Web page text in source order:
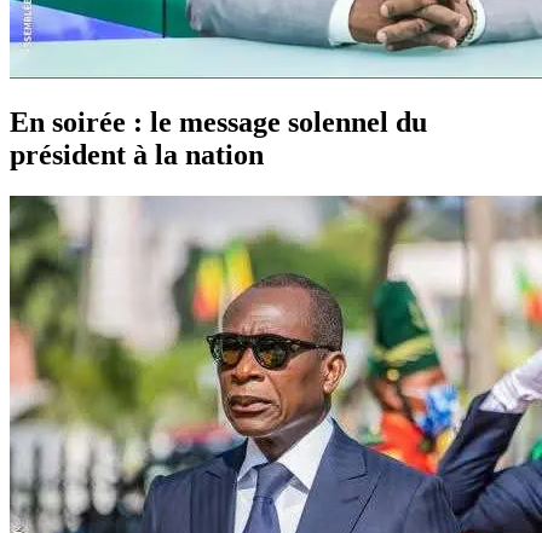
En soirée : le message solennel du
président à la nation